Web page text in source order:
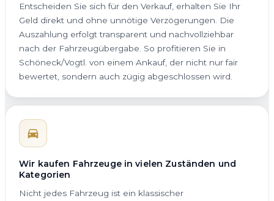
Entscheiden Sie sich für den Verkauf, erhalten Sie Ihr
Geld direkt und ohne unnötige Verzögerungen. Die
Auszahlung erfolgt transparent und nachvollziehbar
nach der Fahrzeugübergabe. So profitieren Sie in
Schöneck/Vogtl. von einem Ankauf, der nicht nur fair
bewertet, sondern auch zügig abgeschlossen wird.
Wir kaufen Fahrzeuge in vielen Zuständen und
Kategorien
Nicht jedes Fahrzeug ist ein klassischer